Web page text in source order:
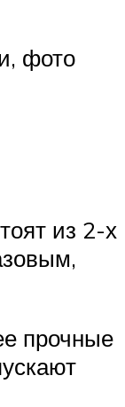
фото
из 2-х
прочные